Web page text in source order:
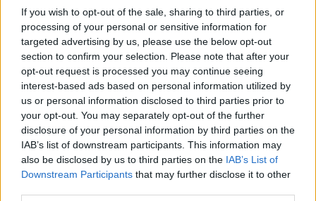
If you wish to opt-out of the sale, sharing to third parties, or
processing of your personal or sensitive information for
targeted advertising by us, please use the below opt-out
section to confirm your selection. Please note that after your
opt-out request is processed you may continue seeing
interest-based ads based on personal information utilized by
us or personal information disclosed to third parties prior to
your opt-out. You may separately opt-out of the further
disclosure of your personal information by third parties on the
IAB’s list of downstream participants. This information may
also be disclosed by us to third parties on the IAB’s List of
Downstream Participants that may further disclose it to other
Ναύπλιο: Φωτιά σε αποθήκες με ψυγεία στο